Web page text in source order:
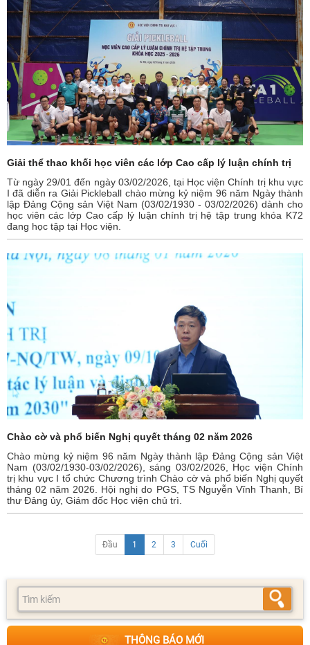
Giải thể thao khối học viên các lớp Cao cấp lý luận chính trị
Từ ngày 29/01 đến ngày 03/02/2026, tại Học viện Chính trị khu vực
I đã diễn ra Giải Pickleball chào mừng kỷ niệm 96 năm Ngày thành
lập Đảng Cộng sản Việt Nam (03/02/1930 - 03/02/2026) dành cho
học viên các lớp Cao cấp lý luận chính trị hệ tập trung khóa K72
đang học tập tại Học viện.
Chào cờ và phổ biến Nghị quyết tháng 02 năm 2026
Chào mừng kỷ niệm 96 năm Ngày thành lập Đảng Cộng sản Việt
Nam (03/02/1930-03/02/2026), sáng 03/02/2026, Học viện Chính
trị khu vực I tổ chức Chương trình Chào cờ và phổ biến Nghị quyết
tháng 02 năm 2026. Hội nghị do PGS, TS Nguyễn Vĩnh Thanh, Bí
thư Đảng ủy, Giám đốc Học viện chủ trì.
Đầu 1 2 3 Cuối
THÔNG BÁO MỚI